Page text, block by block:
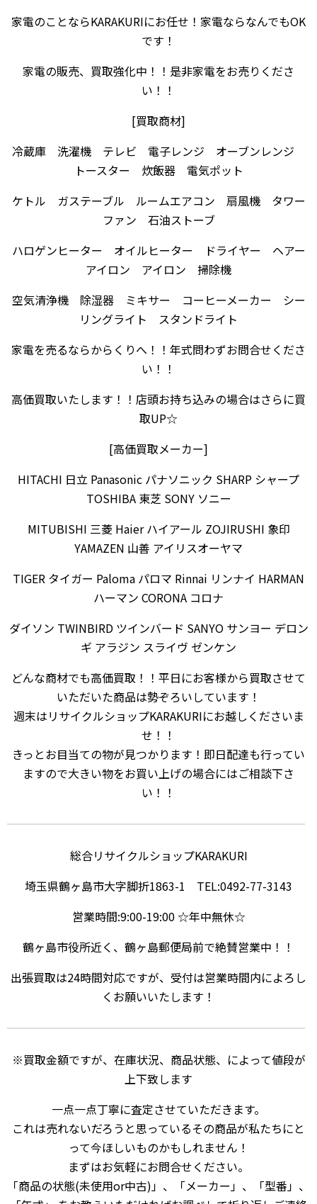
家電のことならKARAKURIにお任せ！家電ならなんでもOK
です！
家電の販売、買取強化中！！是非家電をお売りくださ
い！！
[買取商材]
冷蔵庫 洗濯機 テレビ 電子レンジ オーブンレンジ
トースター 炊飯器 電気ポット
ケトル ガステーブル ルームエアコン 扇風機 タワー
ファン 石油ストーブ
ハロゲンヒーター オイルヒーター ドライヤー ヘアー
アイロン アイロン 掃除機
空気清浄機 除湿器 ミキサー コーヒーメーカー シー
リングライト スタンドライト
家電を売るならからくりへ！！年式問わずお問合せくださ
い！！
高価買取いたします！！店頭お持ち込みの場合はさらに買
取UP☆
[高価買取メーカー]
HITACHI 日立 Panasonic パナソニック SHARP シャープ
TOSHIBA 東芝 SONY ソニー
MITUBISHI 三菱 Haier ハイアール ZOJIRUSHI 象印
YAMAZEN 山善 アイリスオーヤマ
TIGER タイガー Paloma パロマ Rinnai リンナイ HARMAN
ハーマン CORONA コロナ
ダイソン TWINBIRD ツインバード SANYO サンヨー デロン
ギ アラジン スライヴ ゼンケン
どんな商材でも高価買取！！平日にお客様から買取させて
いただいた商品は勢ぞろいしています！
週末はリサイクルショップKARAKURIにお越しくださいま
せ！！
きっとお目当ての物が見つかります！即日配達も行ってい
ますので大きい物をお買い上げの場合にはご相談下さ
い！！
総合リサイクルショップKARAKURI
埼玉県鶴ヶ島市大字脚折1863-1 TEL:0492-77-3143
営業時間:9:00-19:00 ☆年中無休☆
鶴ヶ島市役所近く、鶴ヶ島郵便局前で絶賛営業中！！
出張買取は24時間対応ですが、受付は営業時間内によろし
くお願いいたします！
※買取金額ですが、在庫状況、商品状態、によって値段が
上下致します
一点一点丁寧に査定させていただきます。
これは売れないだろうと思っているその商品が私たちにと
って今ほしいものかもしれません！
まずはお気軽にお問合せください。
「商品の状態(未使用or中古)」、「メーカー」、「型番」、